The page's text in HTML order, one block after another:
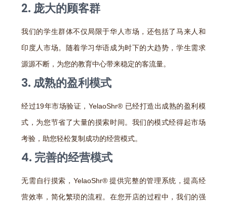
2. 庞大的顾客群
我们的学生群体不仅局限于华人市场，还包括了马来人和
印度人市场。随着学习华语成为时下的大趋势，学生需求
源源不断，为您的教育中心带来稳定的客流量。
3. 成熟的盈利模式
经过19年市场验证，YelaoShr® 已经打造出成熟的盈利模
式，为您节省了大量的摸索时间。我们的模式经得起市场
考验，助您轻松复制成功的经营模式。
4. 完善的经营模式
无需自行摸索，YelaoShr® 提供完整的管理系统，提高经
营效率，简化繁琐的流程。在您开店的过程中，我们的强